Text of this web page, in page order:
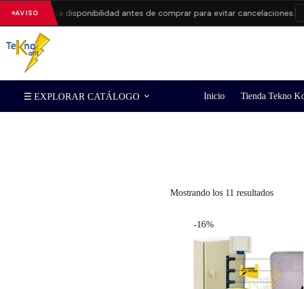
AVISO
Consulta disponibilidad antes de comprar para evitar cancelaciones.
☰ EXPLORAR CATÁLOGO Inicio Tienda Tekno
Mostrando los 11 resultados
-16%